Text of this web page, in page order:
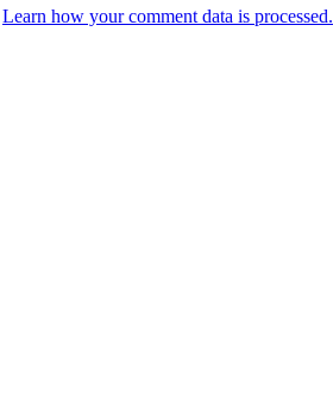
Learn how your comment data is processed.